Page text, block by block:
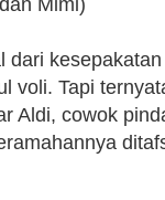
Mimi)
dari
voli. Tapi
Aldi, cowok